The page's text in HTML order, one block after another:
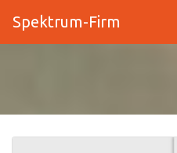
Spektrum-Firm